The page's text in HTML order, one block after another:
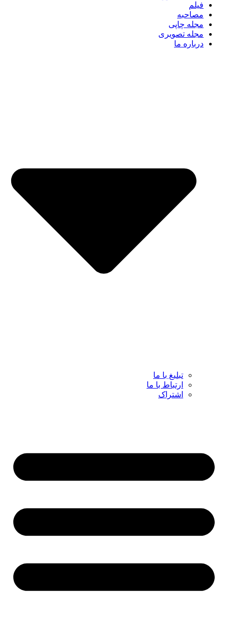
فیلم
مصاحبه
مجله چاپی
مجله تصویری
درباره ما
تبلیغ با ما
ارتباط با ما
اشتراک